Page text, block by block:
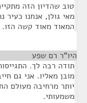
טוב שהדיון הזה
מאי גולן, אנחנו
המאוד מאוד קשה הזו.
היו"ר רם שפע
תודה רבה לך.
מובן מאליו. אני גם
יותר מרחיבה מעולם
משמעותי.